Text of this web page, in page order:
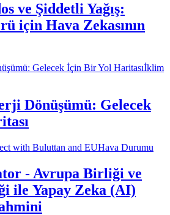
ve Şiddetli Yağış:
için Hava Zekasının
İklim
Dönüşümü: Gelecek
Hava Durumu
- Avrupa Birliği ve
ile Yapay Zeka (AI)